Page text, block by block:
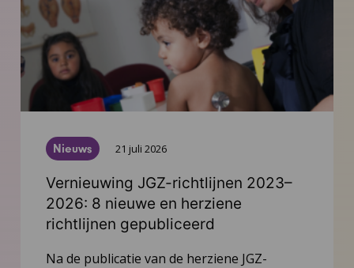
Nieuws 21 juli 2026
Vernieuwing JGZ-richtlijnen 2023–
2026: 8 nieuwe en herziene
richtlijnen gepubliceerd
Na de publicatie van de herziene JGZ-